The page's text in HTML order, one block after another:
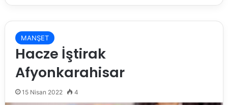
MANŞET
Hacze İştirak
Afyonkarahisar
15 Nisan 2022 4